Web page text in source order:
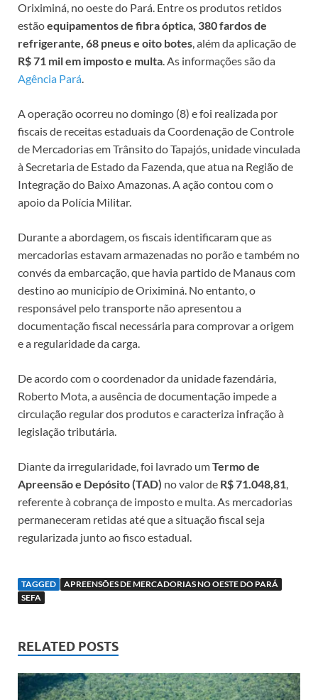
Oriximiná, no oeste do Pará. Entre os produtos retidos
estãoequipamentos de fibra óptica, 380 fardos de
refrigerante, 68 pneus e oito botes, além da aplicação de
R$ 71 mil em imposto e multa. As informações são da
Agência Pará.
A operação ocorreu no domingo (8) e foi realizada por
fiscais de receitas estaduais da Coordenação de Controle
de Mercadorias em Trânsito do Tapajós, unidade vinculada
à Secretaria de Estado da Fazenda, que atua na Região de
Integração do Baixo Amazonas. A ação contou com o
apoio da Polícia Militar.
Durante a abordagem, os fiscais identificaram que as
mercadorias estavam armazenadas no porão e também no
convés da embarcação, que havia partido de Manaus com
destino ao município de Oriximiná. No entanto, o
responsável pelo transporte não apresentou a
documentação fiscal necessária para comprovar a origem
e a regularidade da carga.
De acordo com o coordenador da unidade fazendária,
Roberto Mota, a ausência de documentação impede a
circulação regular dos produtos e caracteriza infração à
legislação tributária.
Diante da irregularidade, foi lavrado umTermo de
Apreensão e Depósito (TAD) no valor de R$ 71.048,81,
referente à cobrança de imposto e multa. As mercadorias
permaneceram retidas até que a situação fiscal seja
regularizada junto ao fisco estadual.
TAGGED
APREENSÕES DE MERCADORIAS NO OESTE DO PARÁ
SEFA
RELATED POSTS